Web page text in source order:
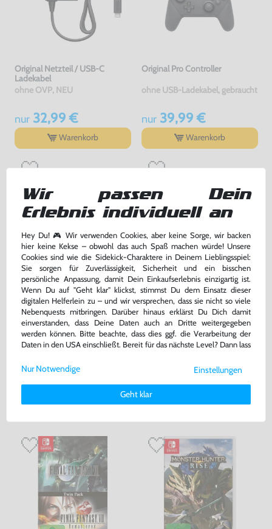
Original Netzteil / USB-C
Ladekabel
ohne OVP, NEU
nur32,99 €
Warenkorb
Original Pro Controller
ohne USB-Ladekabel, gebraucht
nur39,99 €
Warenkorb
Konsole #Neon-Blau/Neon-Rot
+ Dock + HDMI Kabel + Grip +
Netzteil
gebraucht
nur239,99 €
Nintendo Switch Dock /
Dockingstation
ohne Netzteil, gebraucht
nur39,99 €
DAS HABEN ANDERE DAZU
Wir passen Dein
Erlebnis individuell an
Hey Du! 🎮 Wir verwenden Cookies, aber keine Sorge, wir backen
hier keine Kekse – obwohl das auch Spaß machen würde! Unsere
Cookies sind wie die Sidekick-Charaktere in Deinem Lieblingsspiel:
Sie sorgen für Zuverlässigkeit, Sicherheit und ein bisschen
persönliche Anpassung, damit Dein Einkaufserlebnis einzigartig ist.
Wenn Du auf "Geht klar" klickst, stimmst Du dem Einsatz dieser
digitalen Helferlein zu – und wir versprechen, dass sie nicht so viele
Nebenquests mitbringen. Darüber hinaus erklärst Du Dich damit
einverstanden, dass Deine Daten auch an Dritte weitergegeben
werden können. Bitte beachte, dass dies ggf. die Verarbeitung der
Daten in den USA einschließt. Bereit für das nächste Level? Dann lass
Weitere Informationen zu den von uns verwendeten Cookies und
Deinen Rechten als Nutzer findest Du in unsererDaten­schutz­
Impressum.
Einstellungen
Geht klar
Nur Notwendige